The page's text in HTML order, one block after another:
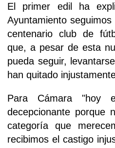
El primer edil ha
Ayuntamiento
centenario club de
que, a pesar de esta
pueda seguir,
han quitado
Para Cámara
decepcionante porque
categoría que
recibimos el castigo